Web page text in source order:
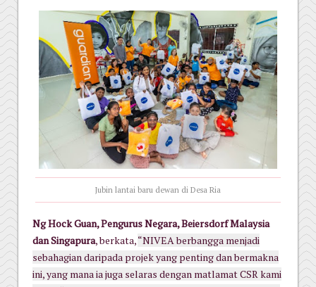
Jubin lantai baru dewan di Desa Ria
Ng Hock Guan, Pengurus Negara, Beiersdorf Malaysia
dan Singapura, berkata,“NIVEA berbangga menjadi
sebahagian daripada projek yang penting dan bermakna
ini, yang mana ia juga selaras dengan matlamat CSR kami